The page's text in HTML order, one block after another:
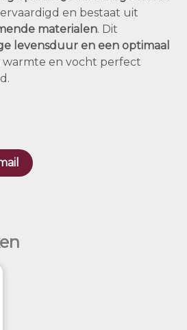
en bestaat uit
materialen. Dit
levensduur en een optimaal
warmte en vocht perfect